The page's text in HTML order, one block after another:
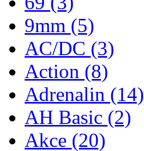
9mm (5)
AC/DC (3)
Action (8)
Adrenalin (14)
AH Basic (2)
Akce (20)